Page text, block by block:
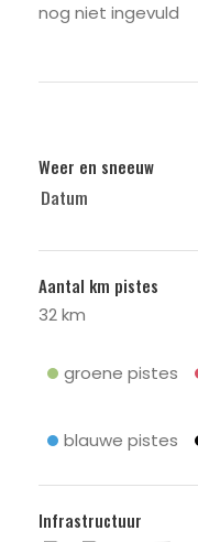
nog niet ingevuld
Weer en sneeuw
Datum
Aantal km pistes
32 km
groene pistes
blauwe pistes
Infrastructuur